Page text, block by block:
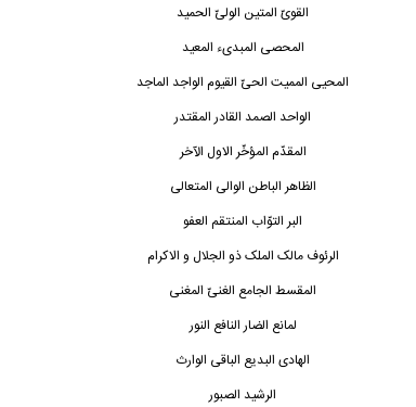
القویّ المتین الولیّ الحمید
المحصی المبدىء المعید
المحیی الممیت الحیّ القیوم الواجد الماجد
الواحد الصمد القادر المقتدر
المقدّم المؤخّر الاول الآخر
الظاهر الباطن الوالی المتعالی
البر التوّاب المنتقم العفو
الرئوف مالک الملک ذو الجلال و الاکرام
المقسط الجامع الغنیّ المغنی
لمانع الضار النافع النور
الهادی البدیع الباقی الوارث
الرشید الصبور